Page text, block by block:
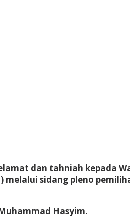
dan tahniah kepada
sidang pleno
Hasyim.